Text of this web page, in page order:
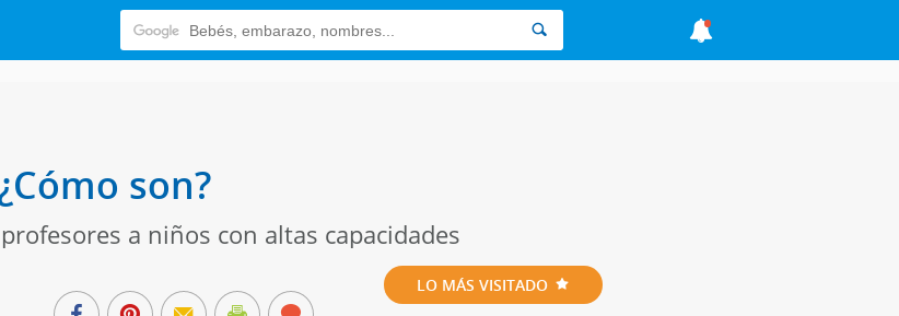
son?
a niños con altas capacidades
LO MÁS VISITADO